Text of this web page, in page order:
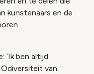
kunstenaars en de
‘Ik ben altijd
van